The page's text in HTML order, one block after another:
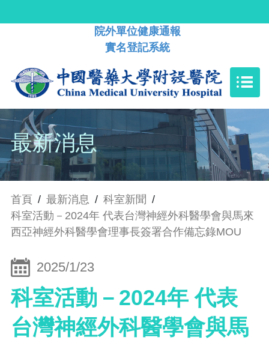
院外單位健康通報
實名登記系統
最新消息
首頁 / 最新消息 / 科室新聞 /
科室活動－2024年 代表台灣神經外科醫學會與馬來
西亞神經外科醫學會理事長簽署合作備忘錄MOU
2025/1/23
科室活動－2024年 代表
台灣神經外科醫學會與馬